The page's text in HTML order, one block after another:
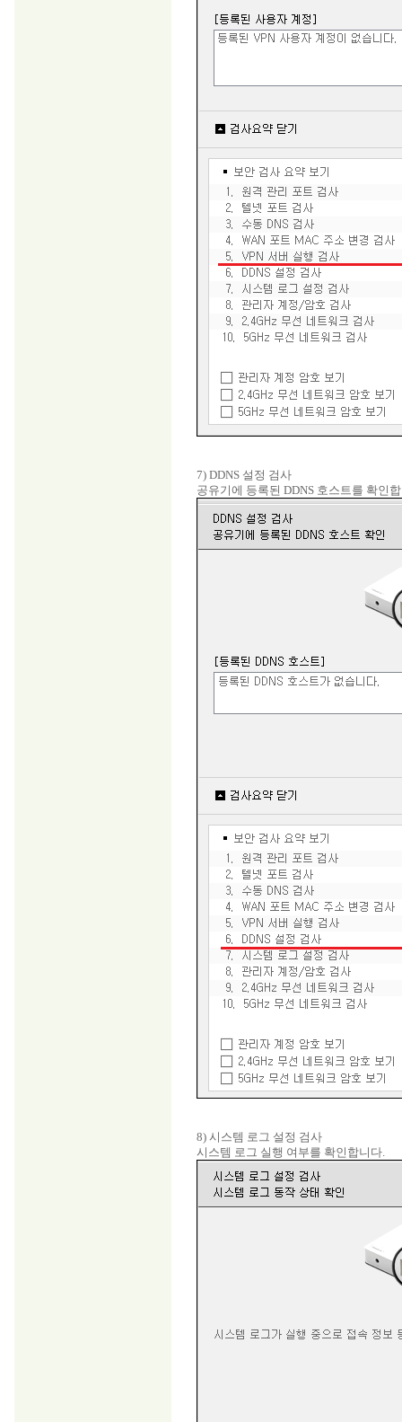
7) DDNS 설정 검사
공유기에 등록된 DDNS 호스트를 확인
8) 시스템 로그 설정 검사
시스템 로그 실행 여부를 확인합니다.